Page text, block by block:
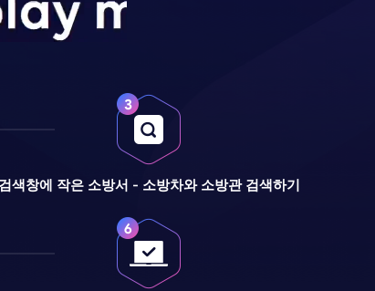
검색창에 작은 소방서 - 소방차와 소방관 검색하기